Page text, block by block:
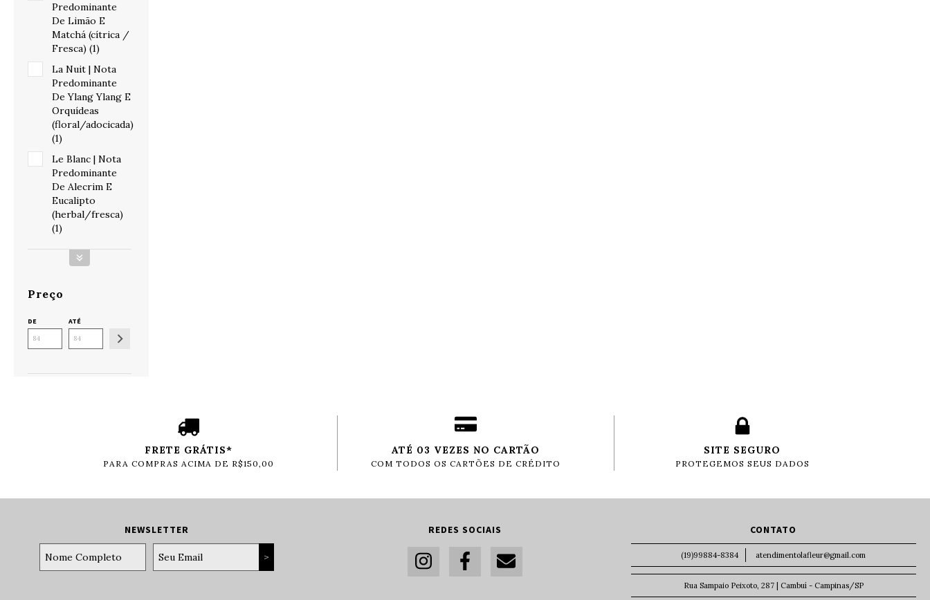
Predominante
De Limão E
Matchá (cítrica /
Fresca) (1)
La Nuit | Nota
Predominante
De Ylang Ylang E
Orquídeas
(floral/adocicada)
(1)
Le Blanc | Nota
Predominante
De Alecrim E
Eucalipto
(herbal/fresca)
(1)
Preço
DE ATÉ
FRETE GRÁTIS*
PARA COMPRAS ACIMA DE R$150,00
ATÉ 03 VEZES NO CARTÃO
COM TODOS OS CARTÕES DE CRÉDITO
SITE SEGURO
PROTEGEMOS SEUS DADOS
NEWSLETTER REDES SOCIAIS CONTATO
(19)99884-8384 atendimentolafleur@gmail.com
Rua Sampaio Peixoto, 287 | Cambuí - Campinas/SP